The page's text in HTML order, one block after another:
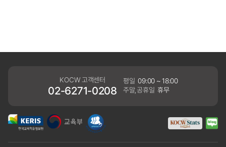
KOCW 고객센터
02-6271-0208
평일 09:00 ~ 18:00
주말,공휴일 휴무